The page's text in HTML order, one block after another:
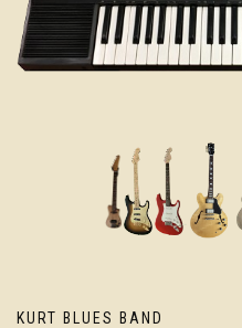
KURT BLUES BAND